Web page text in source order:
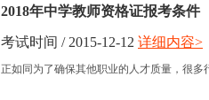
2018年中学教师资格证报考条件
考试时间 / 2015-12-12
正如同为了确保其他职业的人才质量，很多
详细内容>